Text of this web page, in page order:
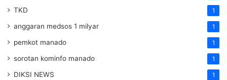
TKD 1
anggaran medsos 1 milyar 1
pemkot manado 1
sorotan kominfo manado 1
DIKSI NEWS 1